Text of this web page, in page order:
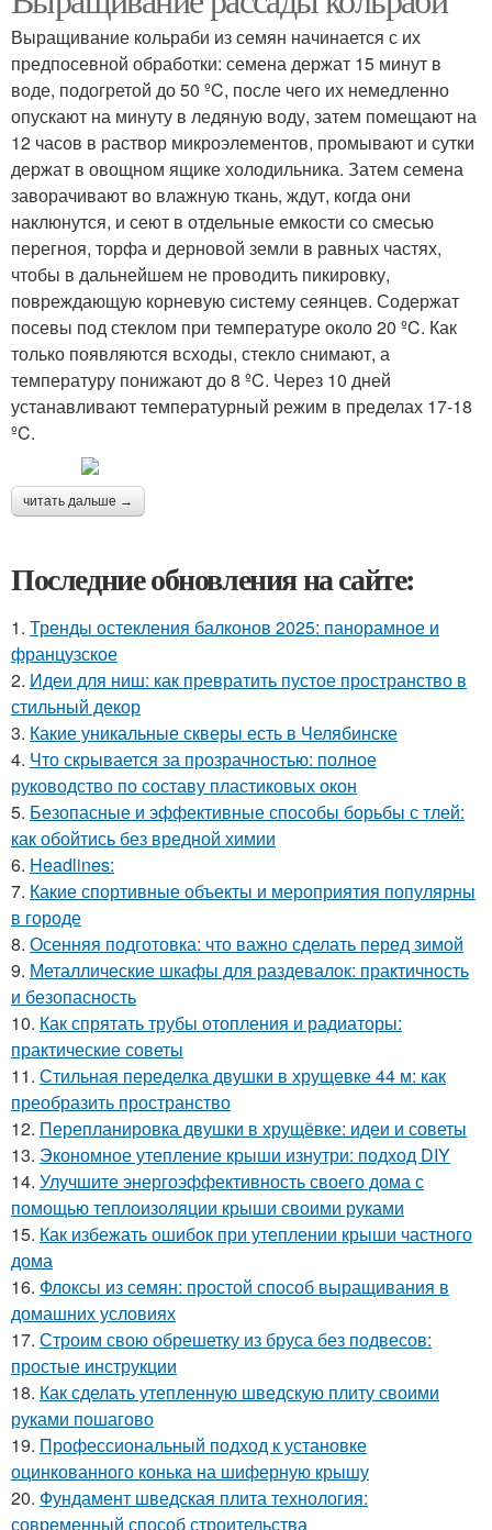
Выращивание кольраби из семян начинается с их
предпосевной обработки: семена держат 15 минут в
воде, подогретой до 50 ºC, после чего их немедленно
опускают на минуту в ледяную воду, затем помещают на
12 часов в раствор микроэлементов, промывают и сутки
держат в овощном ящике холодильника. Затем семена
заворачивают во влажную ткань, ждут, когда они
наклюнутся, и сеют в отдельные емкости со смесью
перегноя, торфа и дерновой земли в равных частях,
чтобы в дальнейшем не проводить пикировку,
повреждающую корневую систему сеянцев. Содержат
посевы под стеклом при температуре около 20 ºC. Как
только появляются всходы, стекло снимают, а
температуру понижают до 8 ºC. Через 10 дней
устанавливают температурный режим в пределах 17-18
ºC.
читать дальше →
Последние обновления на сайте:
1. Тренды остекления балконов 2025: панорамное и
французское
2. Идеи для ниш: как превратить пустое пространство в
стильный декор
3. Какие уникальные скверы есть в Челябинске
4. Что скрывается за прозрачностью: полное
руководство по составу пластиковых окон
5. Безопасные и эффективные способы борьбы с тлей:
как обойтись без вредной химии
6. Headlines:
7. Какие спортивные объекты и мероприятия популярны
в городе
8. Осенняя подготовка: что важно сделать перед зимой
9. Металлические шкафы для раздевалок: практичность
и безопасность
10. Как спрятать трубы отопления и радиаторы:
практические советы
11. Стильная переделка двушки в хрущевке 44 м: как
преобразить пространство
12. Перепланировка двушки в хрущёвке: идеи и советы
13. Экономное утепление крыши изнутри: подход DIY
14. Улучшите энергоэффективность своего дома с
помощью теплоизоляции крыши своими руками
15. Как избежать ошибок при утеплении крыши частного
дома
16. Флоксы из семян: простой способ выращивания в
домашних условиях
17. Строим свою обрешетку из бруса без подвесов:
простые инструкции
18. Как сделать утепленную шведскую плиту своими
руками пошагово
19. Профессиональный подход к установке
оцинкованного конька на шиферную крышу
20. Фундамент шведская плита технология:
современный способ строительства